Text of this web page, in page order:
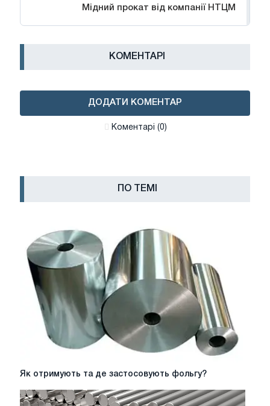
Мідний прокат від компанії НТЦМ
КОМЕНТАРІ
ДОДАТИ КОМЕНТАР
Коментарі (0)
ПО ТЕМІ
Як
та
Як отримують та де застосовують фольгу?